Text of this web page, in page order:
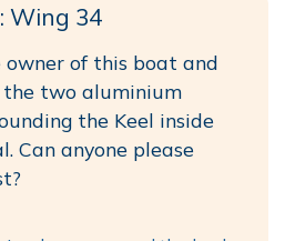
Wing 34
owner of this boat and
two aluminium
the Keel inside
Can anyone please